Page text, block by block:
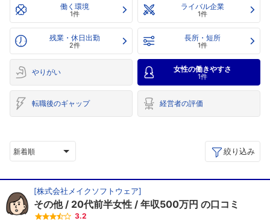
働く環境
1件
ライバル企業
1件
残業・休日出勤
2件
長所・短所
1件
やりがい 女性の働きやすさ
1件
転職後のギャップ 経営者の評価
新着順 絞り込み
[株式会社メイクソフトウェア]
その他 20代前半女性 年収500万円 の口コミ
3.2